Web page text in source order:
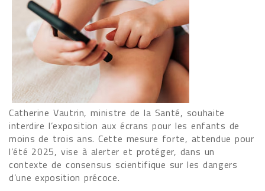
Catherine Vautrin, ministre de la Santé, souhaite
interdire l’exposition aux écrans pour les enfants de
moins de trois ans. Cette mesure forte, attendue pour
l’été 2025, vise à alerter et protéger, dans un
contexte de consensus scientifique sur les dangers
d’une exposition précoce.